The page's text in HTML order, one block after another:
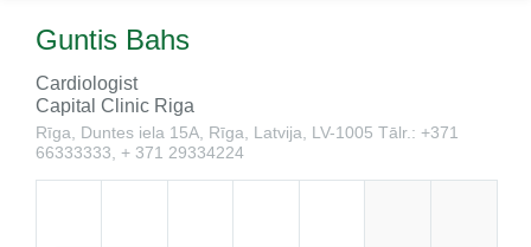
Guntis Bahs
Cardiologist
Capital Clinic Riga
Rīga, Duntes iela 15A, Rīga, Latvija, LV-1005 Tālr.: +371
66333333, + 371 29334224